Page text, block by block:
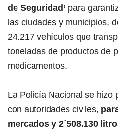
de Seguridad’ para
las ciudades y municipios,
24.217 vehículos que
toneladas de productos de
medicamentos.
La Policía Nacional se hizo
con autoridades civiles,
mercados y 2´508.130